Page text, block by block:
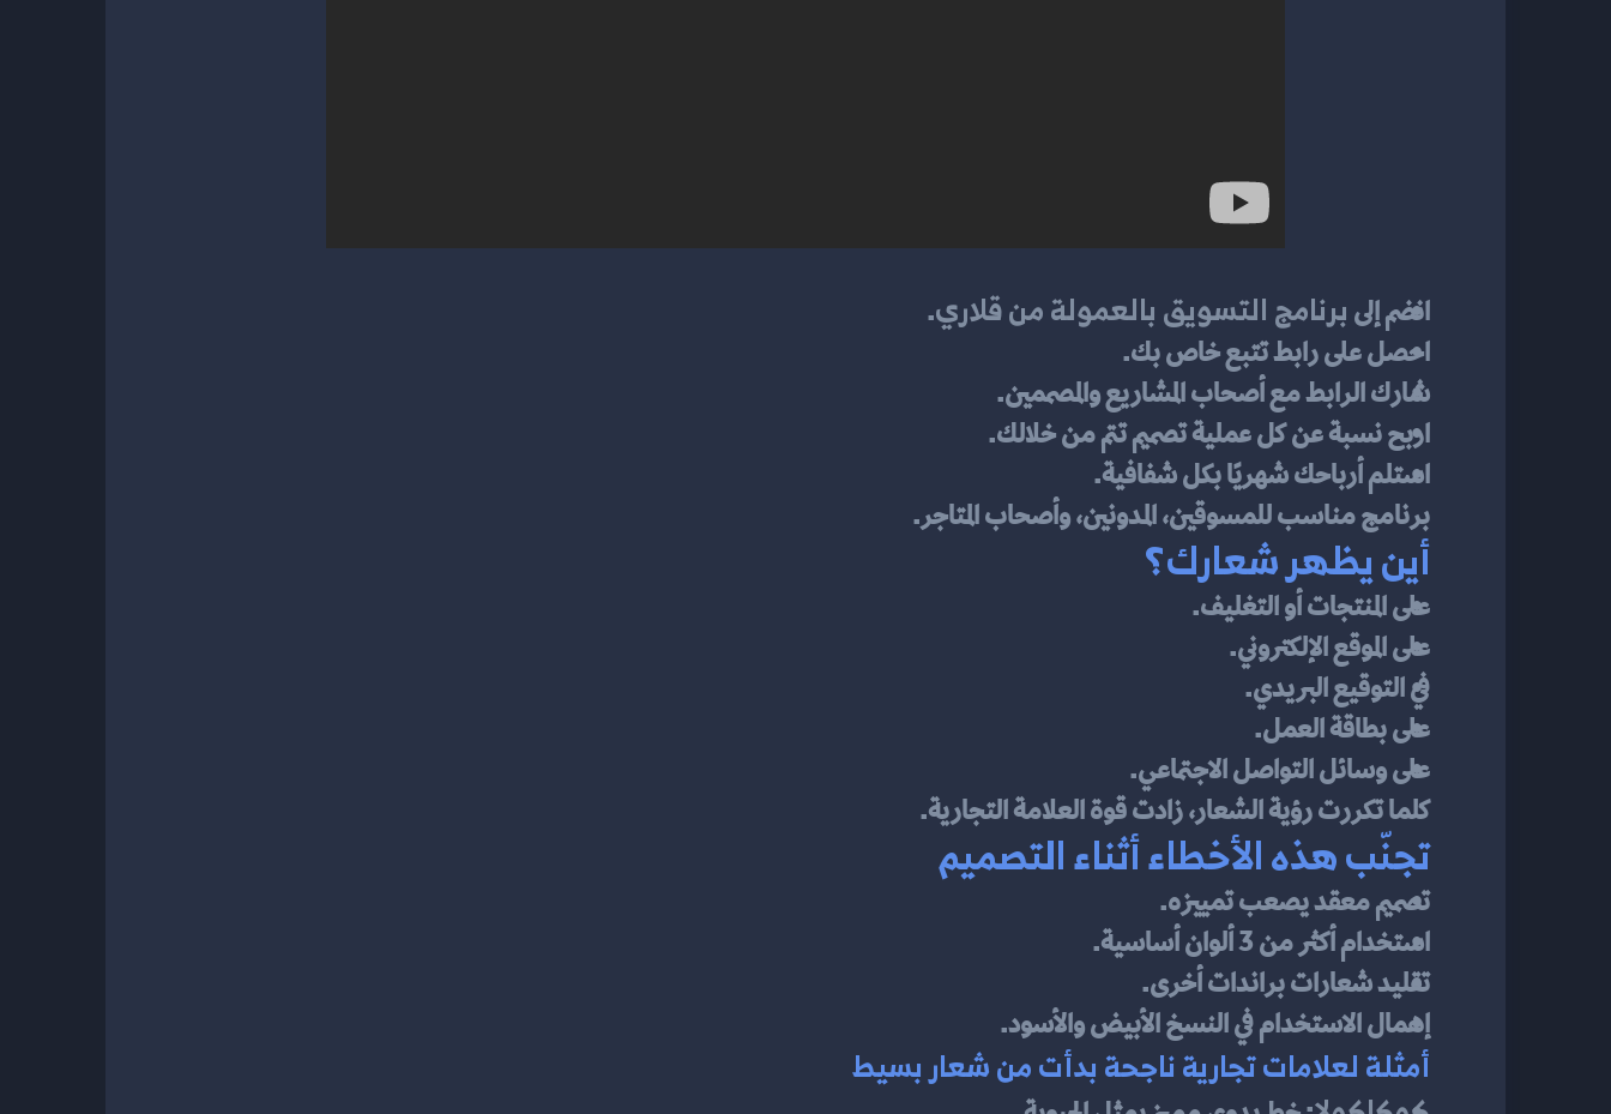
انضم إلى برنامج التسويق بالعمولة من قلاري.
احصل على رابط تتبع خاص بك.
شارك الرابط مع أصحاب المشاريع والمصممين.
اربح نسبة عن كل عملية تصميم تتم من خلالك.
استلم أرباحك شهريًا بكل شفافية.
برنامج مناسب للمسوقين، المدونين، وأصحاب المتاجر.
أين يظهر شعارك؟
على المنتجات أو التغليف.
على الموقع الإلكتروني.
في التوقيع البريدي.
على بطاقة العمل.
على وسائل التواصل الاجتماعي.
كلما تكررت رؤية الشعار، زادت قوة العلامة التجارية.
تجنّب هذه الأخطاء أثناء التصميم
تصميم معقد يصعب تمييزه.
استخدام أكثر من 3 ألوان أساسية.
تقليد شعارات براندات أخرى.
إهمال الاستخدام في النسخ الأبيض والأسود.
أمثلة لعلامات تجارية ناجحة بدأت من شعار بسيط